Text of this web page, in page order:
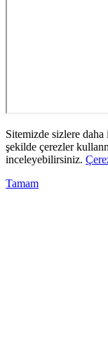
Sitemizde sizlere
şekilde çerezler
inceleyebilirsiniz.
Tamam